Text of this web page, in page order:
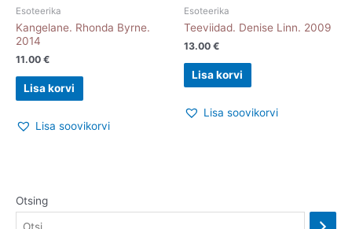
Esoteerika
Kangelane. Rhonda Byrne.
2014
11.00 €
Lisa korvi
Lisa soovikorvi
Esoteerika
Teeviidad. Denise Linn. 2009
13.00 €
Lisa korvi
Lisa soovikorvi
Otsing